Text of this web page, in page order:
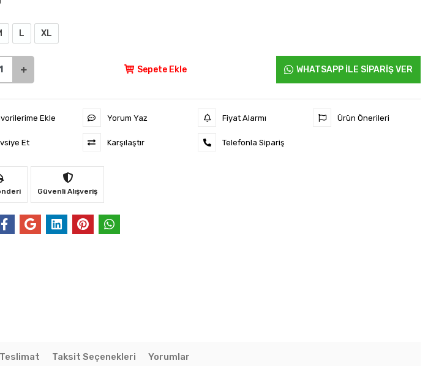
L XL
Sepete Ekle WHATSAPP İLE SİPARİŞ VER
Ekle
Et
Yorum Yaz
Karşılaştır
Fiyat Alarmı
Telefonla Sipariş
Ürün Önerileri
Güvenli Alışveriş
Taksit Seçenekleri Yorumlar